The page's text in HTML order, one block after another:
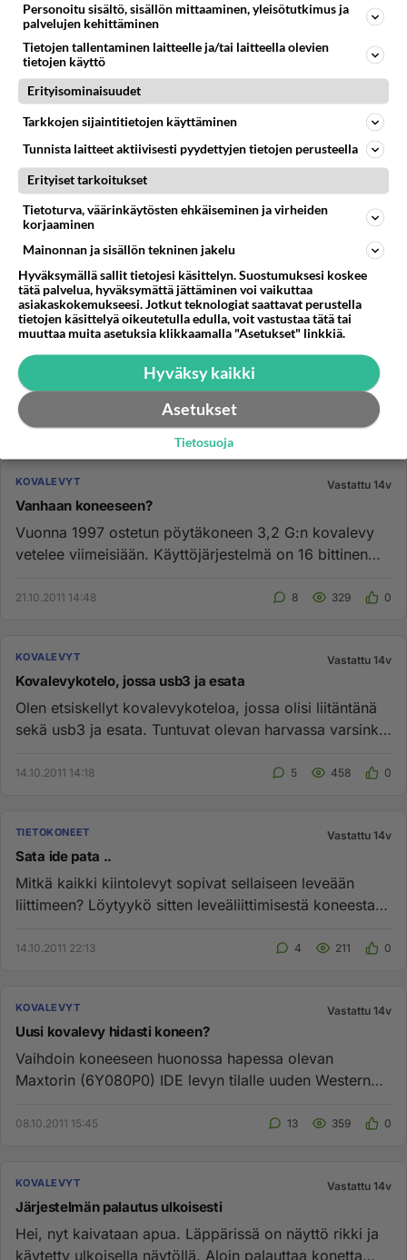
KOVALEVYT Vastattu 14v
4TB
Onko tietoa koska 4 teran levyt tulevat kauppoihin?...
19.09.2011 18:07
KOVALEVYT Vastattu 14v
Vanhaan koneeseen?
Vuonna 1997 ostetun pöytäkoneen 3,2 G:n kovalevy
vetelee viimeisiään. Käyttöjärjestelmä on 16 bittinen
21.10.2011 14:48 8 329 0
KOVALEVYT Vastattu 14v
Kovalevykotelo, jossa usb3 ja esata
Olen etsiskellyt kovalevykoteloa, jossa olisi liitäntänä
sekä usb3 ja esata. Tuntuvat olevan harvassa varsinkin
14.10.2011 14:18 5 458 0
TIETOKONEET Vastattu 14v
Sata ide pata ..
Mitkä kaikki kiintolevyt sopivat sellaiseen leveään
liittimeen? Löytyykö sitten leveäliittimisestä koneesta
14.10.2011 22:13 4 211 0
KOVALEVYT Vastattu 14v
Uusi kovalevy hidasti koneen?
Vaihdoin koneeseen huonossa hapessa olevan
Maxtorin (6Y080P0) IDE levyn tilalle uuden Western
08.10.2011 15:45 13 359 0
KOVALEVYT Vastattu 14v
Järjestelmän palautus ulkoisesti
Hei, nyt kaivataan apua. Läppärissä on näyttö rikki ja
käytetty ulkoisella näytöllä. Aloin palauttaa konetta
Personoitu sisältö, sisällön mittaaminen, yleisötutkimus ja
palvelujen kehittäminen
Tietojen tallentaminen laitteelle ja/tai laitteella olevien
tietojen käyttö
Erityisominaisuudet
Tarkkojen sijaintitietojen käyttäminen
Tunnista laitteet aktiivisesti pyydettyjen tietojen perusteella
Erityiset tarkoitukset
Tietoturva, väärinkäytösten ehkäiseminen ja virheiden
korjaaminen
Mainonnan ja sisällön tekninen jakelu
Hyväksymällä sallit tietojesi käsittelyn. Suostumuksesi koskee
tätä palvelua, hyväksymättä jättäminen voi vaikuttaa
asiakaskokemukseesi. Jotkut teknologiat saattavat perustella
tietojen käsittelyä oikeutetulla edulla, voit vastustaa tätä tai
muuttaa muita asetuksia klikkaamalla "Asetukset" linkkiä.
Hyväksy kaikki
Asetukset
Tietosuoja